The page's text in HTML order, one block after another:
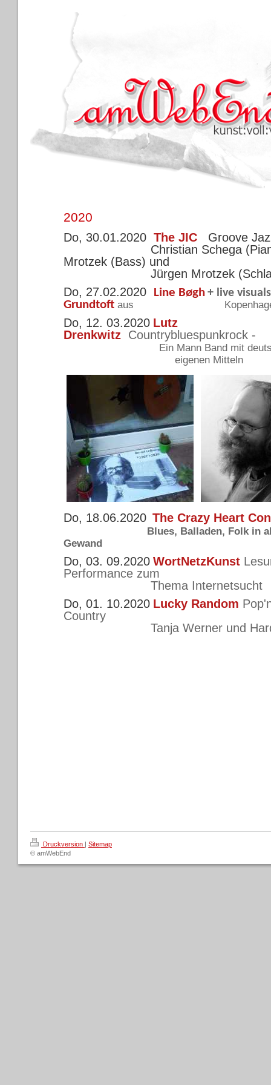
2020
Do, 30.01.2020 The JIC
Groove
Christian Schega
Mrotzek (Bass) und
Jürgen Mrotzek
Do, 27.02.2020
Line Bøgh + live
Grundtoft aus
Do, 12. 03.2020 Lutz
Drenkwitz Countrybluespunkrock -
Ein Mann Band mit
eigenen Mitteln
Do, 18.06.2020 The Crazy Heart
Blues, Balladen, Folk in
Gewand
Do, 03. 09.2020 WortNetzKunst
Performance zum
Thema Internetsucht
Do, 01. 10.2020 Lucky Random
Country
Tanja Werner und Hardy
Druckversion | Sitemap
© amWebEnd